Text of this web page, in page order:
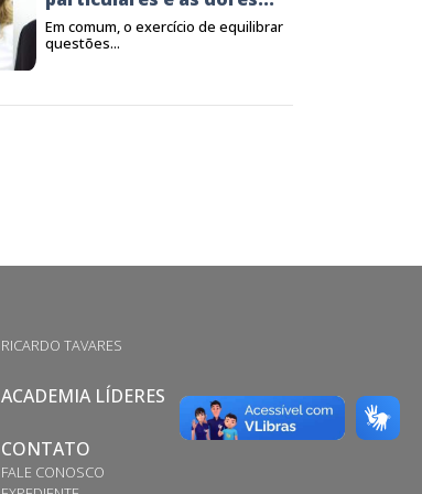
Em comum, o exercício de equilibrar
questões...
RICARDO TAVARES
ACADEMIA LÍDERES
CONTATO
FALE CONOSCO